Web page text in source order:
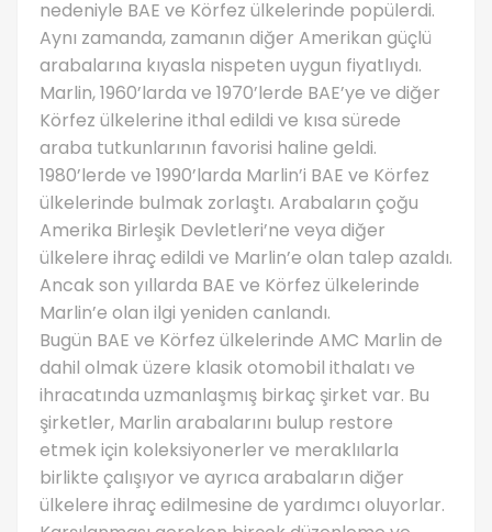
nedeniyle BAE ve Körfez ülkelerinde popülerdi.
Aynı zamanda, zamanın diğer Amerikan güçlü
arabalarına kıyasla nispeten uygun fiyatlıydı.
Marlin, 1960’larda ve 1970’lerde BAE’ye ve diğer
Körfez ülkelerine ithal edildi ve kısa sürede
araba tutkunlarının favorisi haline geldi.
1980’lerde ve 1990’larda Marlin’i BAE ve Körfez
ülkelerinde bulmak zorlaştı. Arabaların çoğu
Amerika Birleşik Devletleri’ne veya diğer
ülkelere ihraç edildi ve Marlin’e olan talep azaldı.
Ancak son yıllarda BAE ve Körfez ülkelerinde
Marlin’e olan ilgi yeniden canlandı.
Bugün BAE ve Körfez ülkelerinde AMC Marlin de
dahil olmak üzere klasik otomobil ithalatı ve
ihracatında uzmanlaşmış birkaç şirket var. Bu
şirketler, Marlin arabalarını bulup restore
etmek için koleksiyonerler ve meraklılarla
birlikte çalışıyor ve ayrıca arabaların diğer
ülkelere ihraç edilmesine de yardımcı oluyorlar.